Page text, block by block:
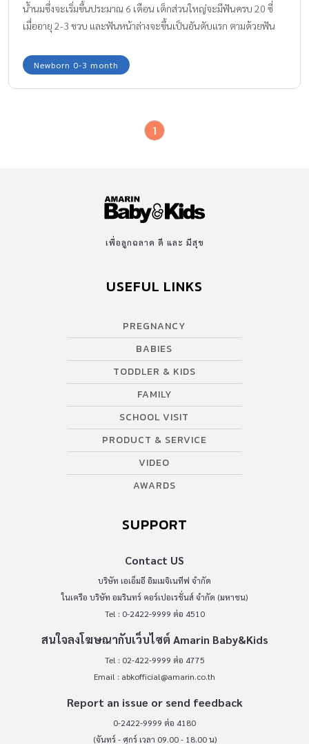
น้ำนมซึ่งจะเริ่มขึ้นประมาณ 6 เดือน เด็กส่วนใหญ่จะมีฟันครบ 20 ซี่
เมื่ออายุ 2-3 ขวบ และฟันหน้าล่างจะขึ้นเป็นอันดับแรก ตามด้วยฟัน
ขวบ และมีฟันแท้
Newborn 0-3 month
1
เพื่อลูกฉลาด ดี และ มีสุข
USEFUL LINKS
PREGNANCY
BABIES
TODDLER & KIDS
FAMILY
SCHOOL VISIT
PRODUCT & SERVICE
VIDEO
AWARDS
SUPPORT
Contact US
บริษัท เอเอ็มอี อิมเมจิเนทีฟ จำกัด
ในเครือ บริษัท อมรินทร์ คอร์เปอเรชั่นส์ จำกัด (มหาชน)
Tel : 0-2422-9999 ต่อ 4510
สนใจลงโฆษณากับเว็บไซต์ Amarin Baby&Kids
Tel : 02-422-9999 ต่อ 4775
Email : abkofficial@amarin.co.th
Report an issue or send feedback
0-2422-9999 ต่อ 4180
(จันทร์ - ศุกร์ เวลา 09.00 - 18.00 น)